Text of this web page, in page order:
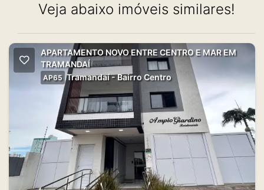
Veja abaixo imóveis similares!
APARTAMENTO NOVO ENTRE CENTRO E MAR EM
TRAMANDAÍ
AP65 Tramandaí - Bairro Centro